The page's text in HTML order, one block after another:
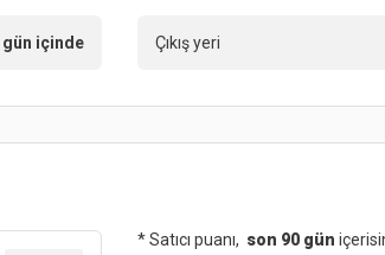
gün içinde Çıkış yeri
* Satıcı puanı, son 90 gün